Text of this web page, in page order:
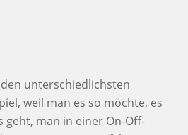
unterschiedlichsten
weil man es so möchte, es
geht, man in einer On-Off-